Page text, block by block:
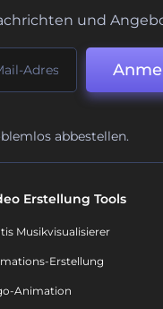
und
abbestellen.
Erstellung Tools
Musikvisualisierer
Erstellung
Animation